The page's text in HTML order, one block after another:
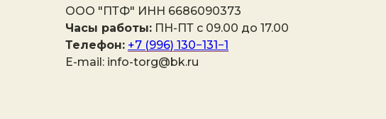
ООО "ПТФ" ИНН 6686090373
Часы работы: ПН-ПТ с 09.00 до 17.00
Телефон: +7 (996) 130−131−1
E-mail: info-torg@bk.ru